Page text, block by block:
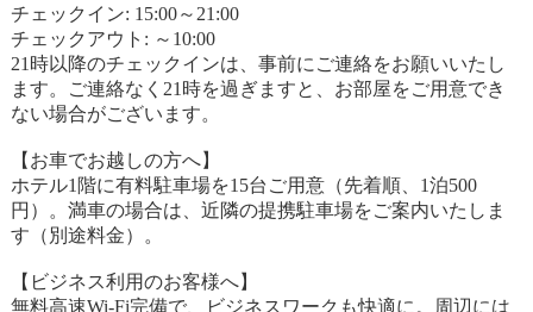
チェックイン: 15:00～21:00
チェックアウト: ～10:00
21時以降のチェックインは、事前にご連絡をお願いいたし
ます。ご連絡なく21時を過ぎますと、お部屋をご用意でき
ない場合がございます。
【お車でお越しの方へ】
ホテル1階に有料駐車場を15台ご用意（先着順、1泊500
円）。満車の場合は、近隣の提携駐車場をご案内いたしま
す（別途料金）。
【ビジネス利用のお客様へ】
無料高速Wi-Fi完備で、ビジネスワークも快適に。周辺には